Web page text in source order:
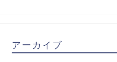
アーカイブ